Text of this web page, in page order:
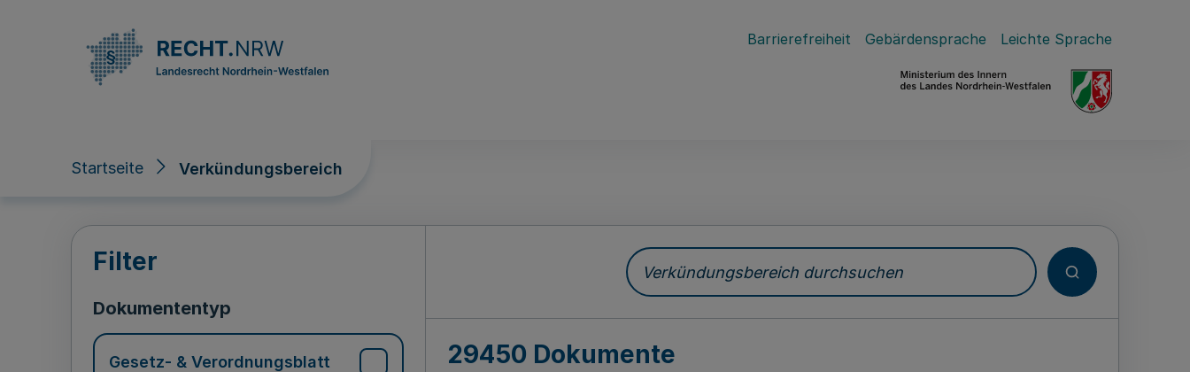
Barrierefreiheit Gebärdensprache Leichte Sprache
Startseite Verkündungsbereich
Verkündungsbereich
Filter
Dokumententyp
Gesetz- & Verordnungsblatt
Verkündungsbereich durchsuchen
29450 Dokumente